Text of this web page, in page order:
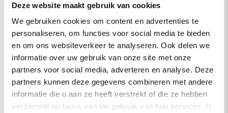
Deze website maakt gebruik van cookies
We gebruiken cookies om content en advertenties te
personaliseren, om functies voor social media te bieden
en om ons websiteverkeer te analyseren. Ook delen we
informatie over uw gebruik van onze site met onze
partners voor social media, adverteren en analyse. Deze
partners kunnen deze gegevens combineren met andere
informatie die u aan ze heeft verstrekt of die ze hebben
verzameld op basis van uw gebruik van hun services. U
om bij aankoop van een Acacia tafelblad een Woodsealer van
Oranje Furniture Care aan te schaffen. Natural Wood Sealer is
een watergedragen kleurloze impregneerolie voor alle
onbehandelde houtsoorten. De natuurlijke uitstraling blijft na
De tafelbladen zijn circa 100 cm breed en zijn verkrijgbaar in
de lengtes 160, 180, 200, 220, 240, 260, 280 en 300 cm. Het
blad heeft een dikte van circa 5 cm. De poten zijn verkrijgbaar
in verschillende kleuren en modellen: X, U of Matrix. Je kunt
hierboven een keuze maken. Dit product valt onder de
SKU
BS-oudac-200
Montage
Nee
Merk
HomingXL
Soort
Eettafels
Vorm
Recht